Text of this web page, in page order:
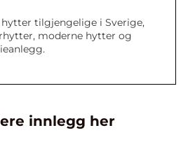
tilgjengelige i Sverige,
moderne hytter og
innlegg her